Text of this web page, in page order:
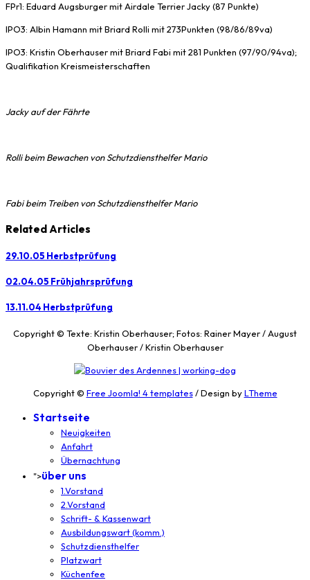
FPr1: Eduard Augsburger mit Airdale Terrier Jacky (87 Punkte)
IPO3: Albin Hamann mit Briard Rolli mit 273Punkten (98/86/89va)
IPO3: Kristin Oberhauser mit Briard Fabi mit 281 Punkten (97/90/94va);
Qualifikation Kreismeisterschaften
Jacky auf der Fährte
Rolli beim Bewachen von Schutzdiensthelfer Mario
Fabi beim Treibenvon Schutzdiensthelfer Mario
Related Articles
29.10.05 Herbstprüfung
02.04.05 Frühjahrsprüfung
13.11.04 Herbstprüfung
Copyright © Texte: Kristin Oberhauser; Fotos: Rainer Mayer / August
Oberhauser / Kristin Oberhauser
Copyright © Free Joomla! 4 templates/ Design byLTheme
Startseite
Neuigkeiten
Anfahrt
Übernachtung
">über uns
1.Vorstand
2.Vorstand
Schrift- & Kassenwart
Ausbildungswart (komm.)
Schutzdiensthelfer
Platzwart
Küchenfee